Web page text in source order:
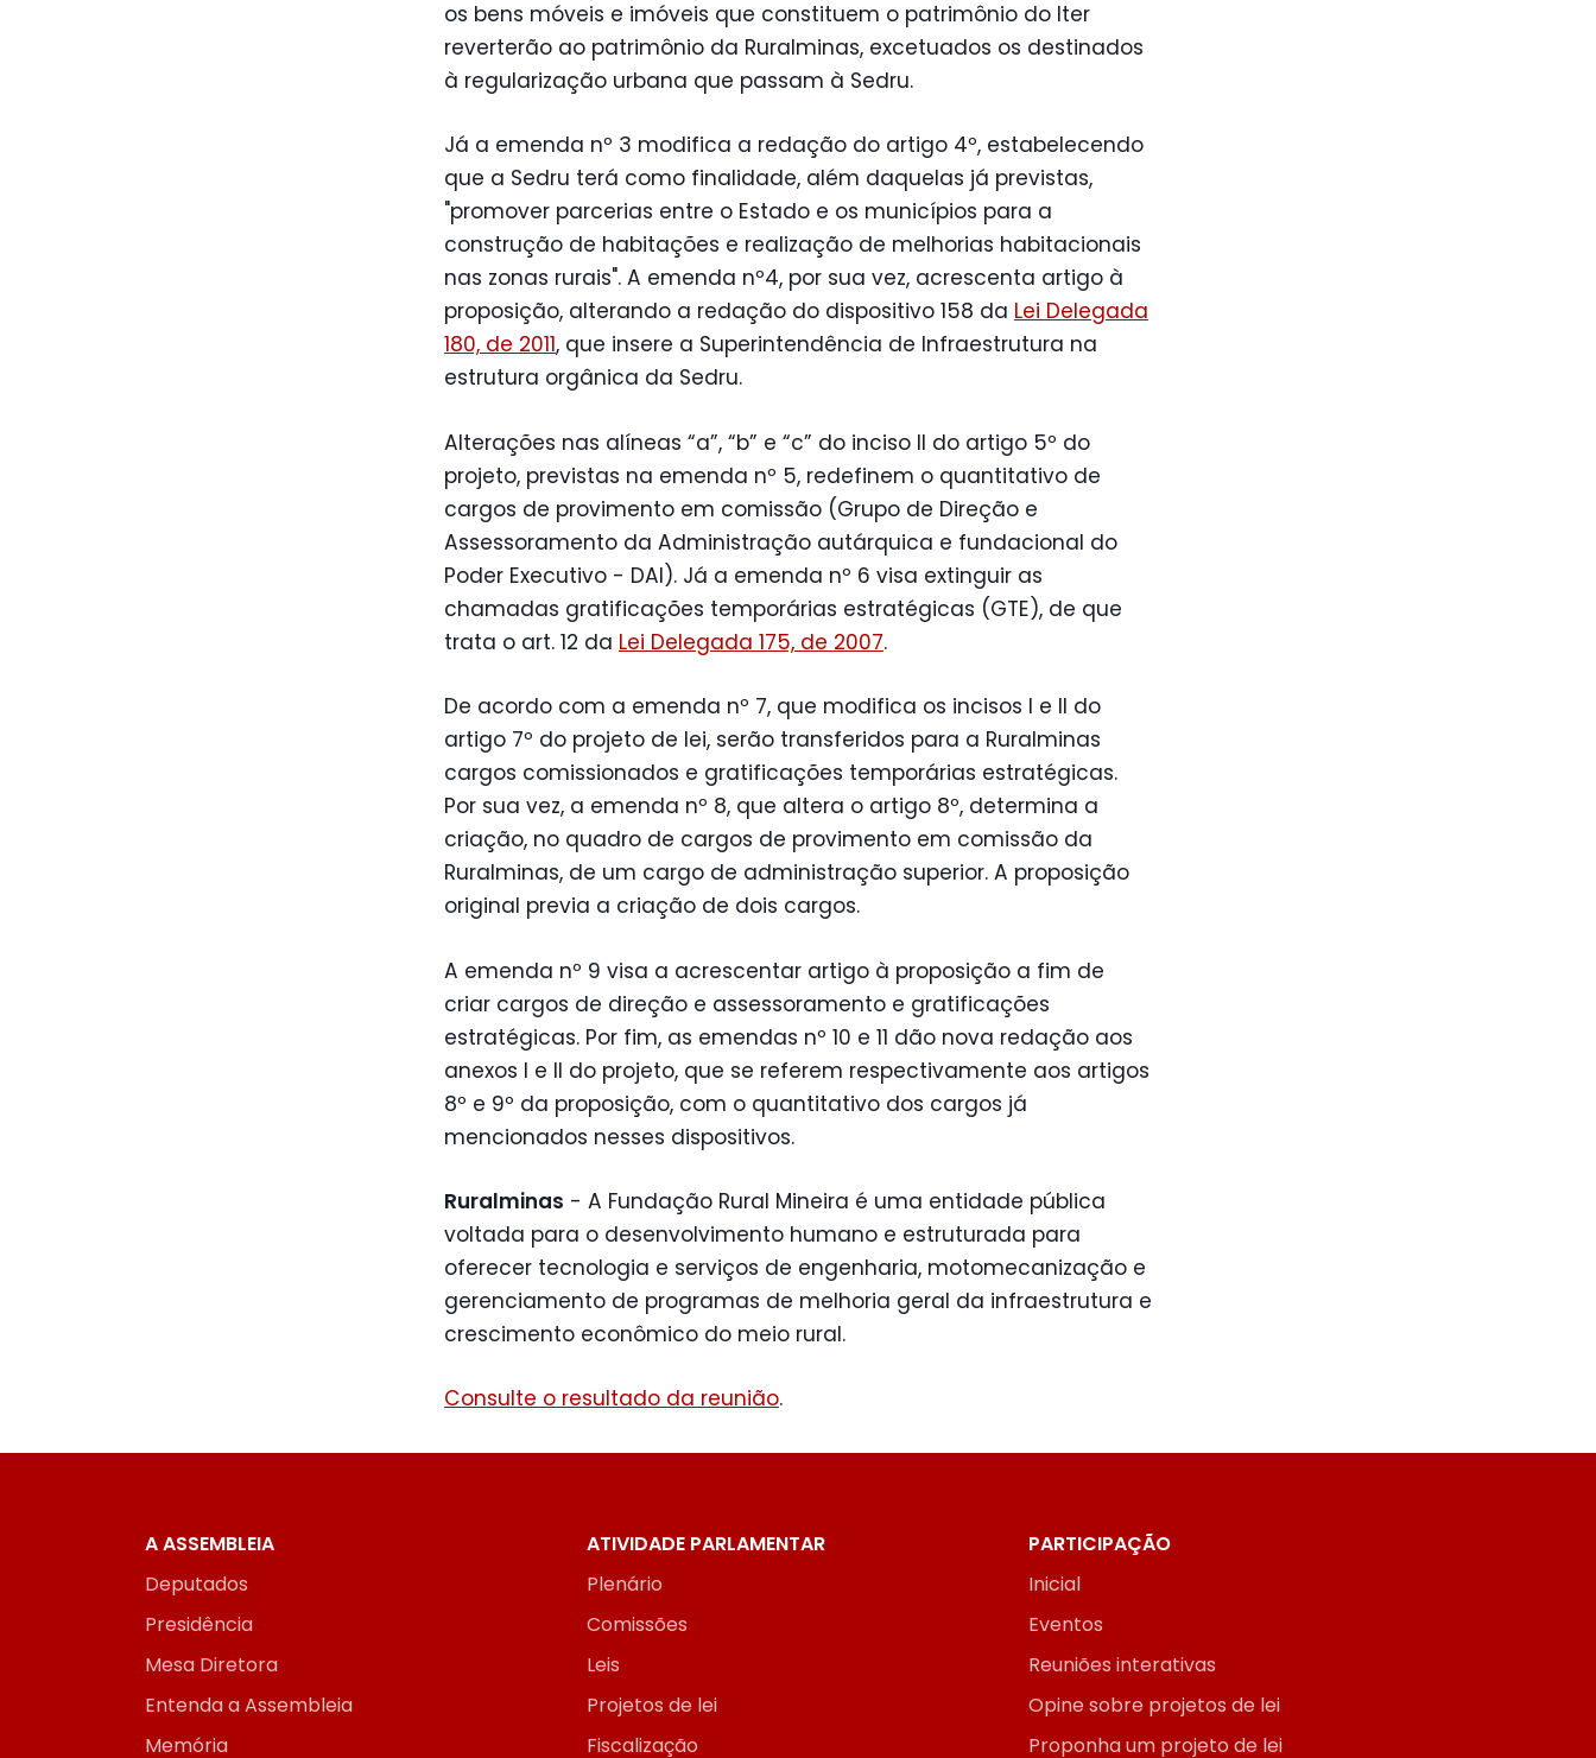
os bens móveis e imóveis que constituem o patrimônio do Iter
reverterão ao patrimônio da Ruralminas, excetuados os destinados
à regularização urbana que passam à Sedru.
Já a emenda nº 3 modifica a redação do artigo 4º, estabelecendo
que a Sedru terá como finalidade, além daquelas já previstas,
"promover parcerias entre o Estado e os municípios para a
construção de habitações e realização de melhorias habitacionais
nas zonas rurais". A emenda nº4, por sua vez, acrescenta artigo à
proposição, alterando a redação do dispositivo 158 da Lei Delegada
180, de 2011, que insere a Superintendência de Infraestrutura na
estrutura orgânica da Sedru.
Alterações nas alíneas “a”, “b” e “c” do inciso II do artigo 5º do
projeto, previstas na emenda nº 5, redefinem o quantitativo de
cargos de provimento em comissão (Grupo de Direção e
Assessoramento da Administração autárquica e fundacional do
Poder Executivo - DAI). Já a emenda nº 6 visa extinguir as
chamadas gratificações temporárias estratégicas (GTE), de que
trata o art. 12 da Lei Delegada 175, de 2007.
De acordo com a emenda nº 7, que modifica os incisos I e II do
artigo 7º do projeto de lei, serão transferidos para a Ruralminas
cargos comissionados e gratificações temporárias estratégicas.
Por sua vez, a emenda nº 8, que altera o artigo 8º, determina a
criação, no quadro de cargos de provimento em comissão da
Ruralminas, de um cargo de administração superior. A proposição
original previa a criação de dois cargos.
A emenda nº 9 visa a acrescentar artigo à proposição a fim de
criar cargos de direção e assessoramento e gratificações
estratégicas. Por fim, as emendas nº 10 e 11 dão nova redação aos
anexos I e II do projeto, que se referem respectivamente aos artigos
8º e 9º da proposição, com o quantitativo dos cargos já
mencionados nesses dispositivos.
Ruralminas - A Fundação Rural Mineira é uma entidade pública
voltada para o desenvolvimento humano e estruturada para
oferecer tecnologia e serviços de engenharia, motomecanização e
gerenciamento de programas de melhoria geral da infraestrutura e
crescimento econômico do meio rural.
Consulte o resultado da reunião.
A ASSEMBLEIA
Deputados
Presidência
Mesa Diretora
Entenda a Assembleia
Memória
ATIVIDADE PARLAMENTAR
Plenário
Comissões
Leis
Projetos de lei
Fiscalização
PARTICIPAÇÃO
Inicial
Eventos
Reuniões interativas
Opine sobre projetos de lei
Proponha um projeto de lei